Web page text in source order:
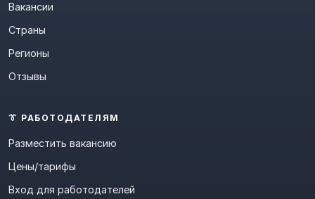
Вакансии
Страны
Регионы
Отзывы
👔 РАБОТОДАТЕЛЯМ
Разместить вакансию
Цены/тарифы
Вход для работодателей